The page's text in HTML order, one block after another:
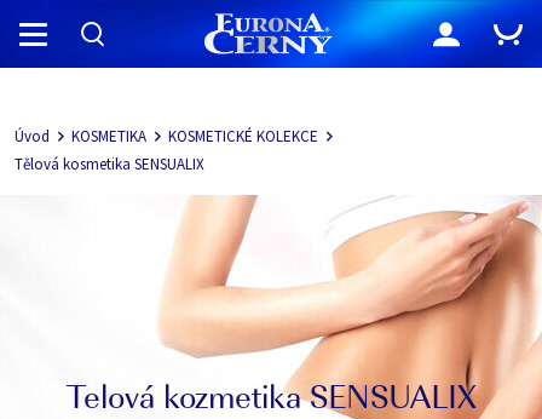
Navigácia
Úvod KOSMETIKA
KOSMETICKÉ KOLEKCE
Tělová kosmetika SENSUALIX
Telová kozmetika SENSUALIX